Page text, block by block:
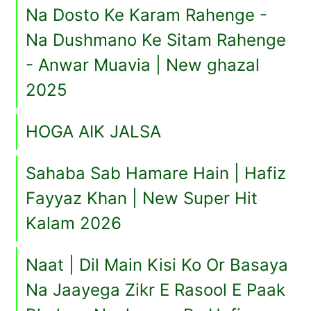
Na Dosto Ke Karam Rahenge -
Na Dushmano Ke Sitam Rahenge
- Anwar Muavia | New ghazal
2025
HOGA AIK JALSA
Sahaba Sab Hamare Hain | Hafiz
Fayyaz Khan | New Super Hit
Kalam 2026
Naat | Dil Main Kisi Ko Or Basaya
Na Jaayega Zikr E Rasool E Paak